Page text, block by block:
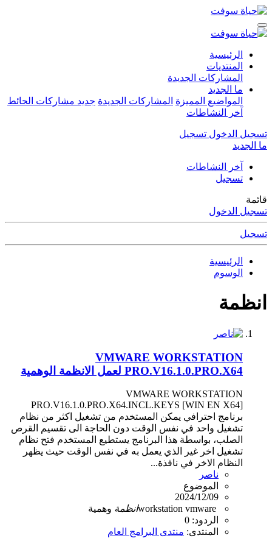
الرئيسية
المنتديات
المشاركات الجديدة
ما الجديد
المواضيع المميزة المشاركات الجديدة جديد مشاركات الحائط
آخر النشاطات
تسجيل الدخول تسجيل
ما الجديد
آخر النشاطات
تسجيل
قائمة
تسجيل الدخول
تسجيل
الرئيسية
الوسوم
انظمة
VMWARE WORKSTATION
PRO.V16.1.0.PRO.X64 لعمل الانظمة الوهمية
VMWARE WORKSTATION
PRO.V16.1.0.PRO.X64.INCL.KEYS [WIN EN X64]
برنامج احترافي يمكن المستخدم من تشغيل اكثر من نظام
تشغيل واحد في نفس الوقت دون الحاجة الى تقسيم القرص
الصلب، بواسطة هذا البرنامج يستطيع المستخدم فتح نظام
تشغيل اخر غير الذي يعمل به في نفس الوقت حيث يظهر
النظام الاخر في نافذة...
ناصر
الموضوع
2024/12/09
vmware
workstationانظمة وهمية
الردود: 0
المنتدى: منتدى البرامج العام